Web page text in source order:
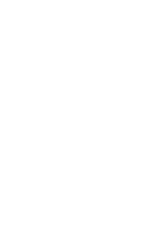
TERRA